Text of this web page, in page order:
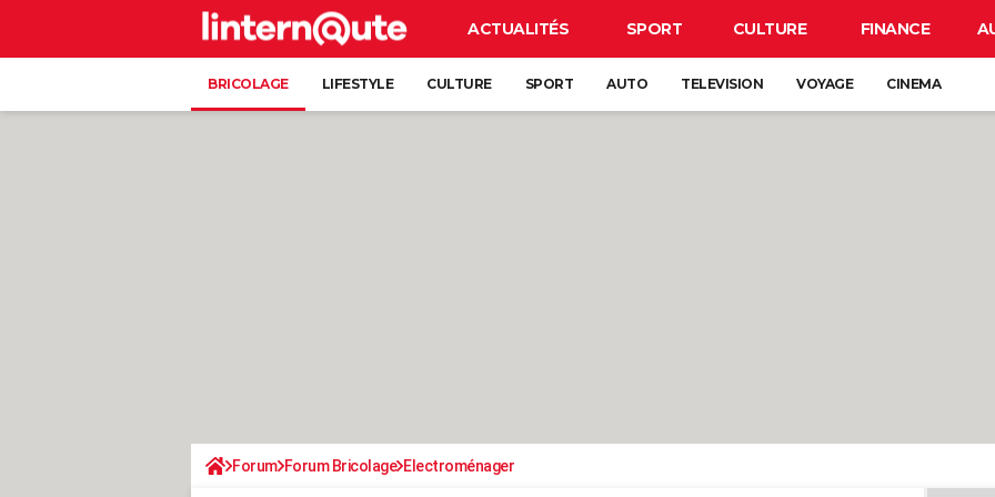
ACTUALITÉS SPORT CULTURE FINANCE
BRICOLAGE LIFESTYLE CULTURE SPORT AUTO TELEVISION VOYAGE CINEMA
Forum Forum Bricolage Electroménager